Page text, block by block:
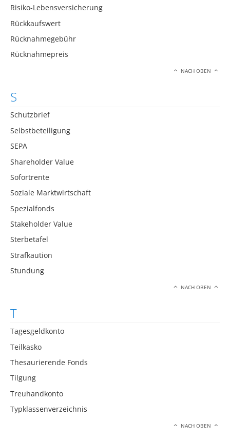
Risiko-Lebensversicherung
Rückkaufswert
Rücknahmegebühr
Rücknahmepreis
NACH OBEN
S
Schutzbrief
Selbstbeteiligung
SEPA
Shareholder Value
Sofortrente
Soziale Marktwirtschaft
Spezialfonds
Stakeholder Value
Sterbetafel
Strafkaution
Stundung
NACH OBEN
T
Tagesgeldkonto
Teilkasko
Thesaurierende Fonds
Tilgung
Treuhandkonto
Typklassenverzeichnis
NACH OBEN